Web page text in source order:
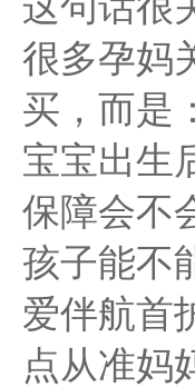
很多孕妈
买，而是：
宝宝出生
保障会不
孩子能不
爱伴航首
点从准妈